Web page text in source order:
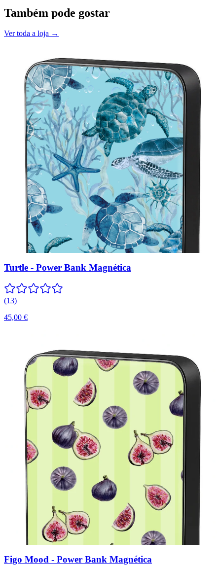
Também pode gostar
Ver toda a loja →
Turtle - Power Bank Magnética
(13)
45,00 €
Figo Mood - Power Bank Magnética